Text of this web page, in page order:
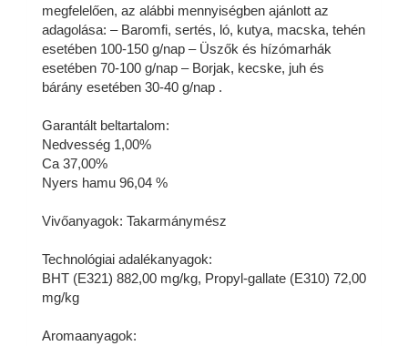
megfelelően, az alábbi mennyiségben ajánlott az
adagolása: – Baromfi, sertés, ló, kutya, macska, tehén
esetében 100-150 g/nap – Üszők és hízómarhák
esetében 70-100 g/nap – Borjak, kecske, juh és
bárány esetében 30-40 g/nap .
Garantált beltartalom:
Nedvesség 1,00%
Ca 37,00%
Nyers hamu 96,04 %
Vivőanyagok: Takarmánymész
Technológiai adalékanyagok:
BHT (E321) 882,00 mg/kg, Propyl-gallate (E310) 72,00
mg/kg
Aromaanyagok: